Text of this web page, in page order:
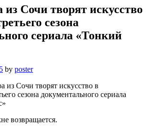
Сочи творят искусство
сезона
сериала «Тонкий
by poster
возвращается.